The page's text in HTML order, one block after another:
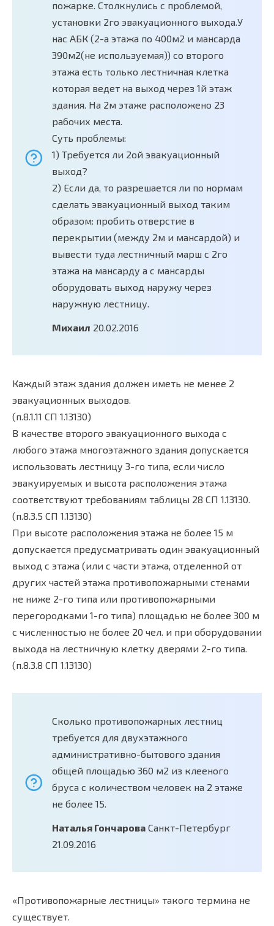
пожарке. Столкнулись с проблемой,
установки 2го эвакуационного выхода.У
нас АБК (2-а этажа по 400м2 и мансарда
390м2(не используемая)) со второго
этажа есть только лестничная клетка
которая ведет на выход через 1й этаж
здания. На 2м этаже расположено 23
рабочих места.
Суть проблемы:
1) Требуется ли 2ой эвакуационный
выход?
2) Если да, то разрешается ли по нормам
сделать эвакуационный выход таким
образом: пробить отверстие в
перекрытии (между 2м и мансардой) и
вывести туда лестничный марш с 2го
этажа на мансарду а с мансарды
оборудовать выход наружу через
наружную лестницу.
Михаил 20.02.2016
Каждый этаж здания должен иметь не менее 2
эвакуационных выходов.
(п.8.1.11 СП 1.13130)
В качестве второго эвакуационного выхода с
любого этажа многоэтажного здания допускается
использовать лестницу 3-го типа, если число
эвакуируемых и высота расположения этажа
соответствуют требованиям таблицы 28 СП 1.13130.
(п.8.3.5 СП 1.13130)
При высоте расположения этажа не более 15 м
допускается предусматривать один эвакуационный
выход с этажа (или с части этажа, отделенной от
других частей этажа противопожарными стенами
не ниже 2-го типа или противопожарными
перегородками 1-го типа) площадью не более 300 м
с численностью не более 20 чел. и при оборудовании
выхода на лестничную клетку дверями 2-го типа.
(п.8.3.8 СП 1.13130)
Сколько противопожарных лестниц
требуется для двухэтажного
административно-бытового здания
общей площадью 360 м2 из клееного
бруса с количеством человек на 2 этаже
не более 15.
Наталья Гончарова Санкт-Петербург
21.09.2016
«Противопожарные лестницы» такого термина не
существует.